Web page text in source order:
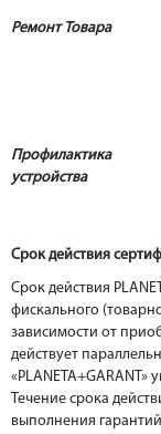
Ремонт Товара
Профилактика
устройства
Срок действия
Срок действия
фискального
зависимости от
действует
Течение срока
выполнения